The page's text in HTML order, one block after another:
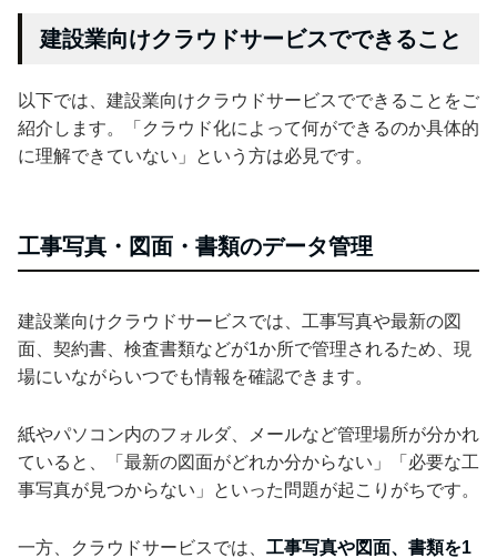
建設業向けクラウドサービスでできること
以下では、建設業向けクラウドサービスでできることをご
紹介します。「クラウド化によって何ができるのか具体的
に理解できていない」という方は必見です。
工事写真・図面・書類のデータ管理
建設業向けクラウドサービスでは、工事写真や最新の図
面、契約書、検査書類などが1か所で管理されるため、現
場にいながらいつでも情報を確認できます。
紙やパソコン内のフォルダ、メールなど管理場所が分かれ
ていると、「最新の図面がどれか分からない」「必要な工
事写真が見つからない」といった問題が起こりがちです。
一方、クラウドサービスでは、 工事写真や図面、書類を1